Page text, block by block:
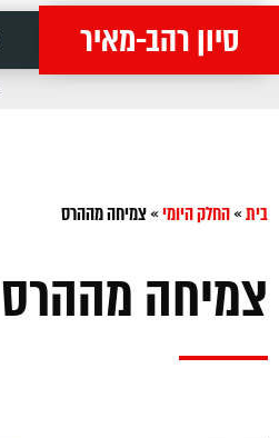
סיון רהב-מאיר
בית»החלק היומי»צמיחה מההרס
צמיחה מההרס